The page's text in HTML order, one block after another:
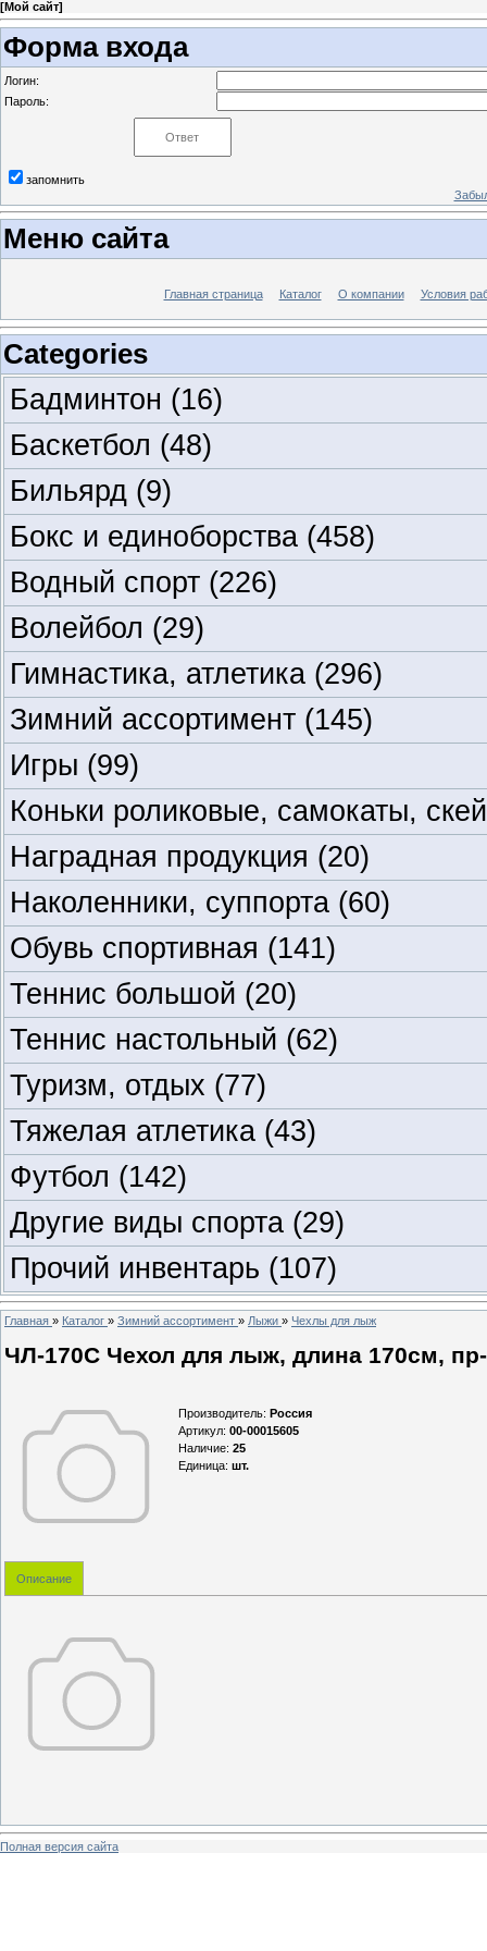
[Мой сайт]
Форма входа
Логин:
Пароль:
запомнить
Меню сайта
Главная страница Каталог О компании Условия
Categories
Бадминтон (16)
Баскетбол (48)
Бильярд (9)
Бокс и единоборства (458)
Водный спорт (226)
Волейбол (29)
Гимнастика, атлетика (296)
Зимний ассортимент (145)
Игры (99)
Коньки роликовые, самокаты,
Наградная продукция (20)
Наколенники, суппорта (60)
Обувь спортивная (141)
Теннис большой (20)
Теннис настольный (62)
Туризм, отдых (77)
Тяжелая атлетика (43)
Футбол (142)
Другие виды спорта (29)
Прочий инвентарь (107)
Главная » Каталог » Зимний ассортимент » Лыжи » Чехлы для лыж
ЧЛ-170С Чехол для лыж, длина 170см,
Производитель: Россия
Артикул: 00-00015605
Наличие: 25
Единица: шт.
Описание
Полная версия сайта